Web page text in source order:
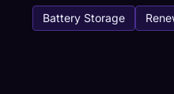
Battery Storage
Kollektion So